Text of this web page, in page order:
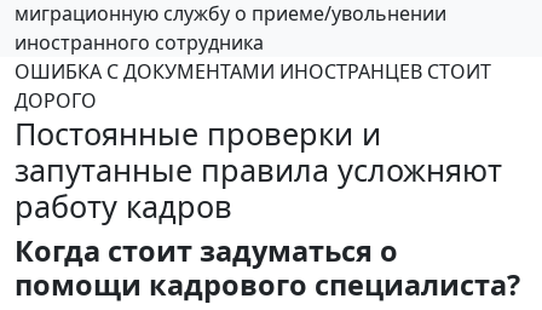
ОШИБКА С ДОКУМЕНТАМИ ИНОСТРАНЦЕВ СТОИТ
ДОРОГО
Постоянные проверки и
запутанные правила усложняют
работу кадров
Когда стоит задуматься о
помощи кадрового специалиста?